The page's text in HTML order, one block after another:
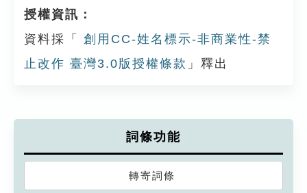
授權資訊：
資料採「
創用CC-姓名標示-非商業性-禁
止改作 臺灣3.0版授權條款 」釋出
詞條功能
轉寄詞條